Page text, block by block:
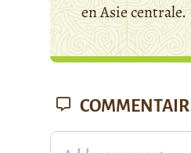
en Asie centrale.